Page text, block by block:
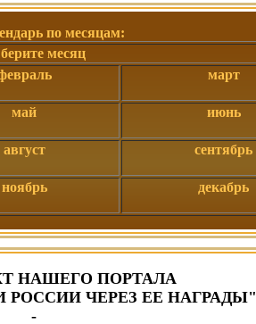
по месяцам:
месяц
март
май июнь
август сентябрь
ноябрь декабрь
НАШЕГО ПОРТАЛА
РОССИИ ЧЕРЕЗ ЕЕ НАГРАДЫ"
-